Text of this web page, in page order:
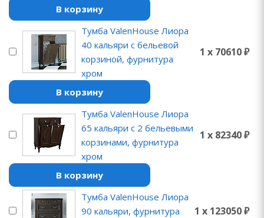
В корзину
Тумба ValenHouse Лиора
40 кальяри с бельевой
корзиной, фурнитура
хром
1 x 70610 ₽
В корзину
Тумба ValenHouse Лиора
65 кальяри с 2 бельевыми
корзинами, фурнитура
хром
1 x 82340 ₽
В корзину
Тумба ValenHouse Лиора
90 кальяри, фурнитура
1 x 123050 ₽